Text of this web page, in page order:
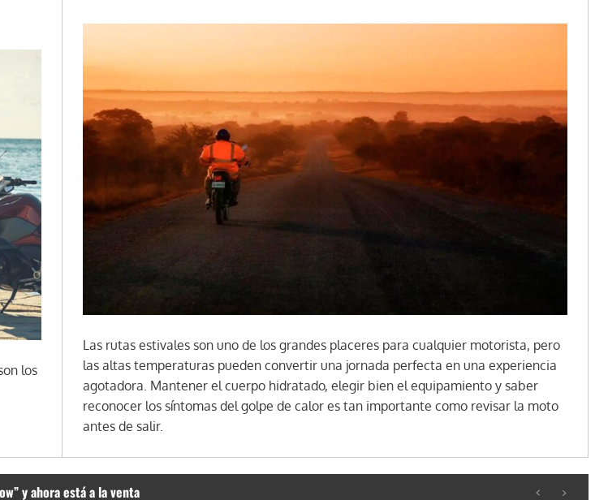
los
Las rutas estivales son uno de los grandes placeres para cualquier motorista, pero
las altas temperaturas pueden convertir una jornada perfecta en una experiencia
agotadora. Mantener el cuerpo hidratado, elegir bien el equipamiento y saber
reconocer los síntomas del golpe de calor es tan importante como revisar la moto
antes de salir.
y ahora está a la venta